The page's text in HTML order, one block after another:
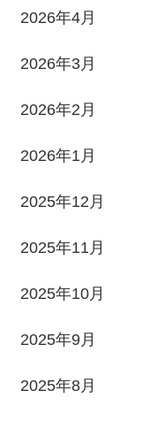
2026年4月
2026年3月
2026年2月
2026年1月
2025年12月
2025年11月
2025年10月
2025年9月
2025年8月